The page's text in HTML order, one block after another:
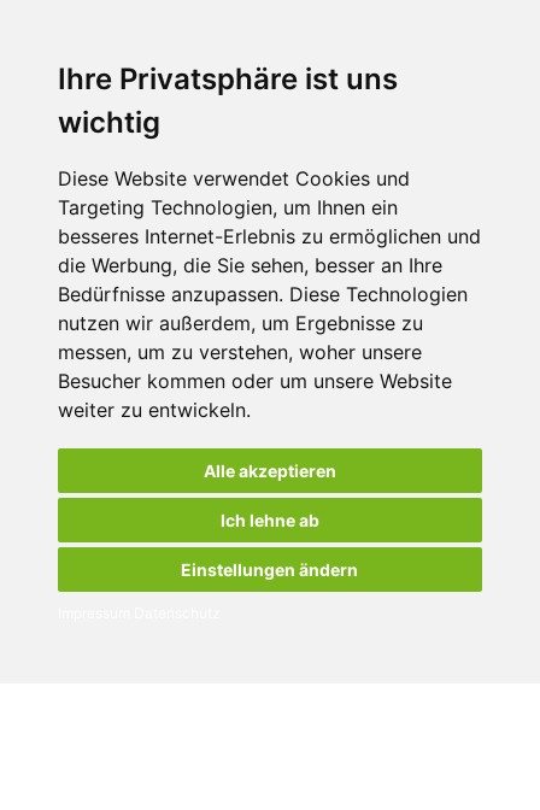
Ihre Privatsphäre ist uns
wichtig
Diese Website verwendet Cookies und
Targeting Technologien, um Ihnen ein
besseres Internet-Erlebnis zu ermöglichen und
die Werbung, die Sie sehen, besser an Ihre
Bedürfnisse anzupassen. Diese Technologien
nutzen wir außerdem, um Ergebnisse zu
messen, um zu verstehen, woher unsere
Besucher kommen oder um unsere Website
weiter zu entwickeln.
Alle akzeptieren
Ich lehne ab
Einstellungen ändern